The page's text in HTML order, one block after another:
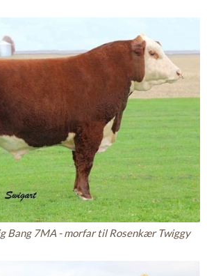
Bang 7MA - morfar til Rosenkær Twiggy